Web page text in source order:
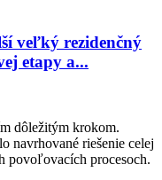
veľký rezidenčný
etapy a...
dôležitým krokom.
navrhované riešenie celej
povoľovacích procesoch.